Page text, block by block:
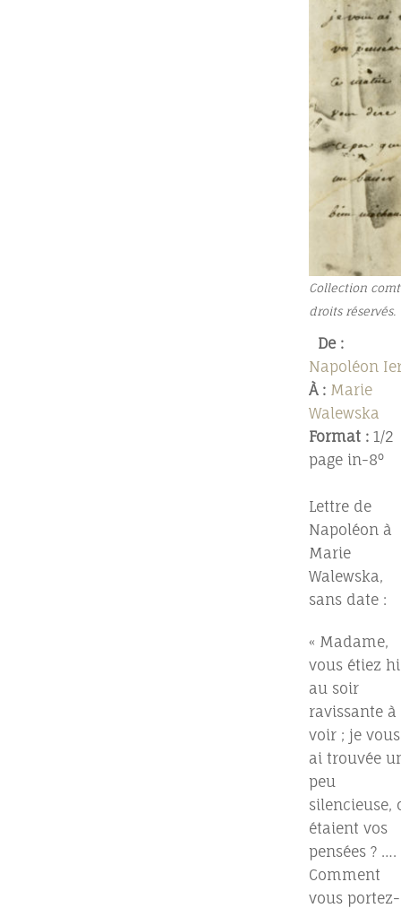
Collection
droits réservés.
De :
Napoléon
À : Marie
Walewska
Format : 1/2
page in-8°
Lettre de
Napoléon à
Marie
Walewska,
sans date :
« Madame,
vous étiez
au soir
ravissante à
voir ; je vous
ai trouvée
peu
silencieuse,
étaient vos
pensées ? ….
Comment
vous portez-